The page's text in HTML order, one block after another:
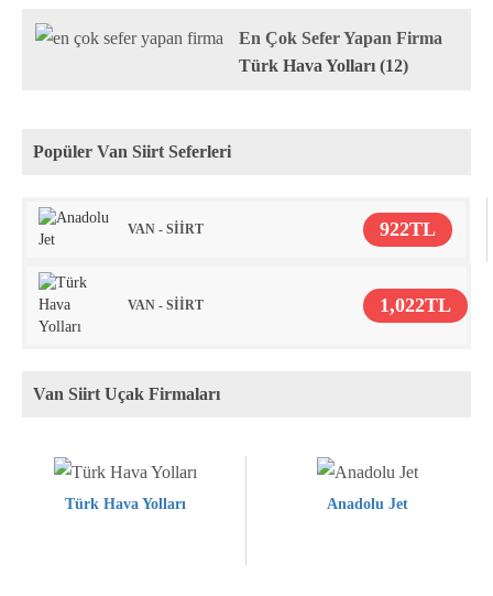
En Çok Sefer Yapan Firma
Türk Hava Yolları (12)
Popüler Van Siirt Seferleri
VAN - SİİRT 922TL
VAN - SİİRT 1,022TL
Van Siirt Uçak Firmaları
Türk Hava Yolları Anadolu Jet